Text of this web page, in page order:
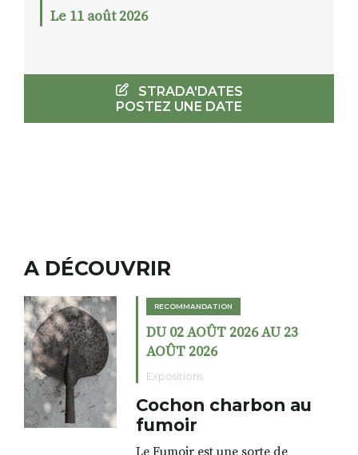
Le 11 août 2026
STRADA'DATES
POSTEZ UNE DATE
A DÉCOUVRIR
RECOMMANDATION
DU 02 AOÛT 2026 AU 23
AOÛT 2026
Expositions
Cochon charbon au
fumoir